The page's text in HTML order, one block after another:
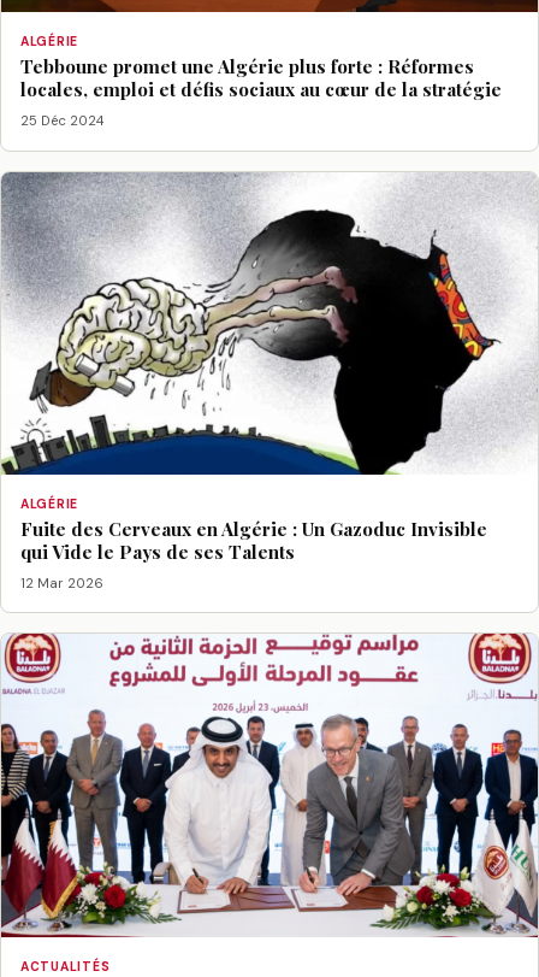
ALGÉRIE
Tebboune promet une Algérie plus forte : Réformes
locales, emploi et défis sociaux au cœur de la stratégie
25 Déc 2024
ALGÉRIE
Fuite des Cerveaux en Algérie : Un Gazoduc Invisible
qui Vide le Pays de ses Talents
12 Mar 2026
ACTUALITÉS